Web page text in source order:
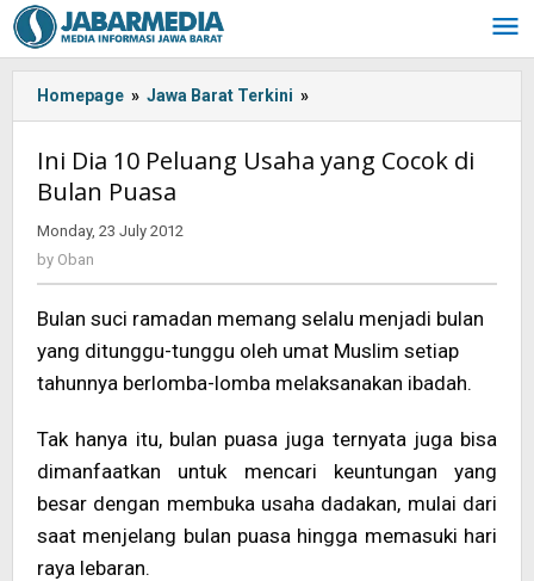
Skip
to
content
Homepage » Jawa Barat Terkini »
-:IN-
>Ini
Cocok
di
Puasa<!-
-
>
Ini Dia 10 Peluang Usaha yang Cocok di
Bulan Puasa
Monday, 23 July 2012
by Oban
Bulan suci ramadan memang selalu menjadi bulan
yang ditunggu-tunggu oleh umat Muslim setiap
tahunnya berlomba-lomba melaksanakan ibadah.
Tak hanya itu, bulan puasa juga ternyata juga bisa
dimanfaatkan untuk mencari keuntungan yang
besar dengan membuka usaha dadakan, mulai dari
saat menjelang bulan puasa hingga memasuki hari
raya lebaran.